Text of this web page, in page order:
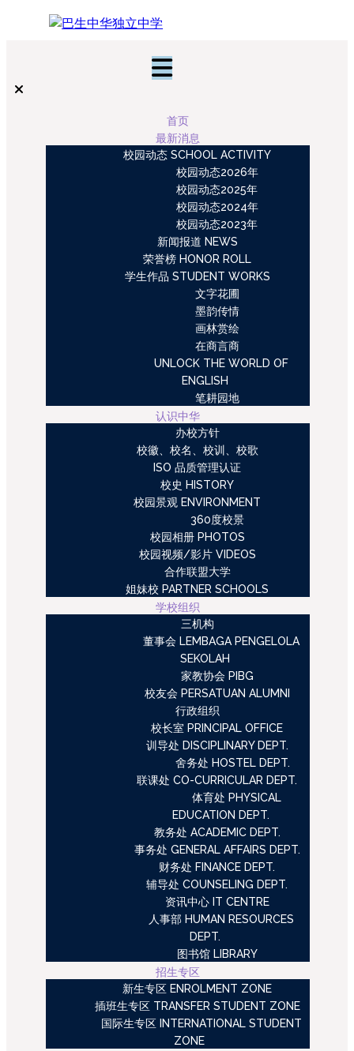
首页
最新消息
校园动态 SCHOOL ACTIVITY
校园动态2026年
校园动态2025年
校园动态2024年
校园动态2023年
新闻报道 NEWS
荣誉榜 HONOR ROLL
学生作品 STUDENT WORKS
文字花圃
墨韵传情
画林赏绘
在商言商
UNLOCK THE WORLD OF
ENGLISH
笔耕园地
认识中华
办校方针
校徽、校名、校训、校歌
ISO 品质管理认证
校史 HISTORY
校园景观 ENVIRONMENT
360度校景
校园相册 PHOTOS
校园视频/影片 VIDEOS
合作联盟大学
姐妹校 PARTNER SCHOOLS
学校组织
三机构
董事会 LEMBAGA PENGELOLA
SEKOLAH
家教协会 PIBG
校友会 PERSATUAN ALUMNI
行政组织
校长室 PRINCIPAL OFFICE
训导处 DISCIPLINARY DEPT.
舍务处 HOSTEL DEPT.
联课处 CO-CURRICULAR DEPT.
体育处 PHYSICAL
EDUCATION DEPT.
教务处 ACADEMIC DEPT.
事务处 GENERAL AFFAIRS DEPT.
财务处 FINANCE DEPT.
辅导处 COUNSELING DEPT.
资讯中心 IT CENTRE
人事部 HUMAN RESOURCES
DEPT.
图书馆 LIBRARY
招生专区
新生专区 ENROLMENT ZONE
插班生专区 TRANSFER STUDENT ZONE
国际生专区 INTERNATIONAL STUDENT
ZONE